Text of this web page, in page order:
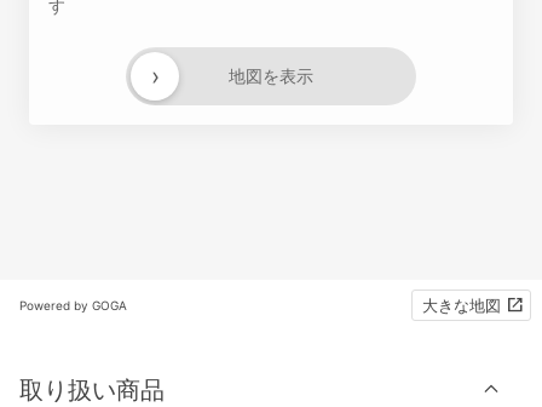
す
地図を表示
›
Powered by GOGA 大きな地図
取り扱い商品